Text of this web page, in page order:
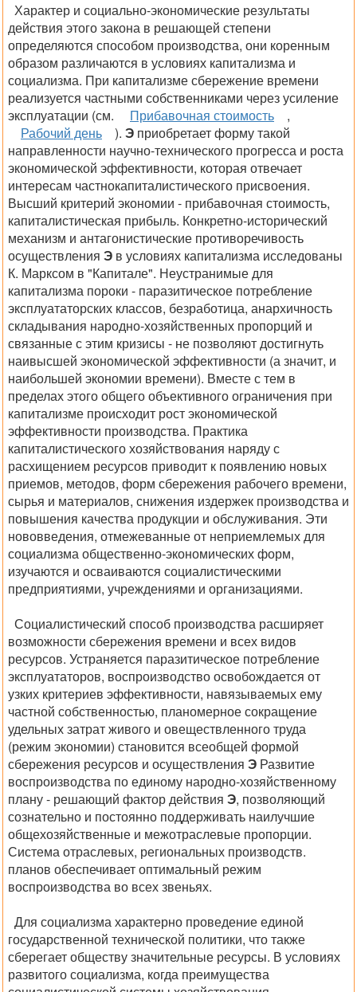
Характер и социально-экономические результаты
действия этого закона в решающей степени
определяются способом производства, они коренным
образом различаются в условиях капитализма и
социализма. При капитализме сбережение времени
реализуется частными собственниками через усиление
эксплуатации (см.
Прибавочная стоимость
,
Рабочий день
). Э приобретает форму такой
направленности научно-технического прогресса и роста
экономической эффективности, которая отвечает
интересам частнокапиталистического присвоения.
Высший критерий экономии - прибавочная стоимость,
капиталистическая прибыль. Конкретно-исторический
механизм и антагонистические противоречивость
осуществления Э в условиях капитализма исследованы
К. Марксом в "Капитале". Неустранимые для
капитализма пороки - паразитическое потребление
эксплуататорских классов, безработица, анархичность
складывания народно-хозяйственных пропорций и
связанные с этим кризисы - не позволяют достигнуть
наивысшей экономической эффективности (а значит, и
наибольшей экономии времени). Вместе с тем в
пределах этого общего объективного ограничения при
капитализме происходит рост экономической
эффективности производства. Практика
капиталистического хозяйствования наряду с
расхищением ресурсов приводит к появлению новых
приемов, методов, форм сбережения рабочего времени,
сырья и материалов, снижения издержек производства и
повышения качества продукции и обслуживания. Эти
нововведения, отмежеванные от неприемлемых для
социализма общественно-экономических форм,
изучаются и осваиваются социалистическими
предприятиями, учреждениями и организациями.
Социалистический способ производства расширяет
возможности сбережения времени и всех видов
ресурсов. Устраняется паразитическое потребление
эксплуататоров, воспроизводство освобождается от
узких критериев эффективности, навязываемых ему
частной собственностью, планомерное сокращение
удельных затрат живого и овеществленного труда
(режим экономии) становится всеобщей формой
сбережения ресурсов и осуществления Э Развитие
воспроизводства по единому народно-хозяйственному
плану - решающий фактор действия Э, позволяющий
сознательно и постоянно поддерживать наилучшие
общехозяйственные и межотраслевые пропорции.
Система отраслевых, региональных производств.
планов обеспечивает оптимальный режим
воспроизводства во всех звеньях.
Для социализма характерно проведение единой
государственной технической политики, что также
сберегает обществу значительные ресурсы. В условиях
развитого социализма, когда преимущества